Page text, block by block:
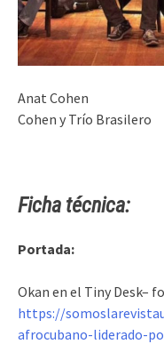
Anat
Cohen y Trío Brasilero
Ficha técnica:
Portada:
Okan en el Tiny Desk–
https://
afrocubano-liderado-